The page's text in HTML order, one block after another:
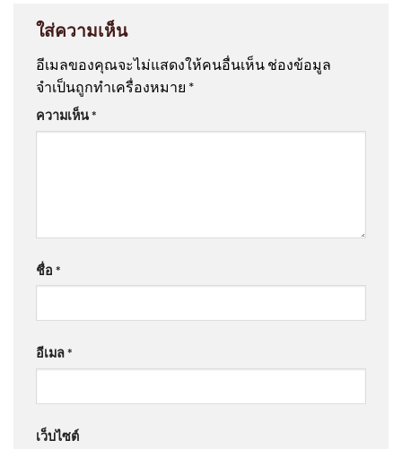
ใส่ความเห็น
อีเมลของคุณจะไม่แสดงให้คนอื่นเห็น ช่องข้อมูล
จำเป็นถูกทำเครื่องหมาย *
ความเห็น*
ชื่อ *
อีเมล*
เว็บไซต์